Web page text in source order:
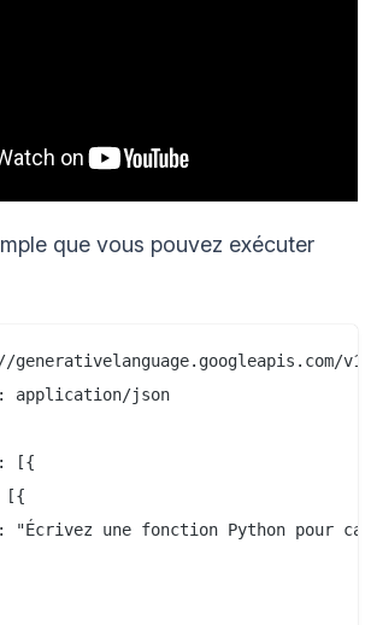
que vous pouvez exécuter
generativelanguage.googleapis.com/
application/json
[{
[{
"Écrivez une fonction Python pour